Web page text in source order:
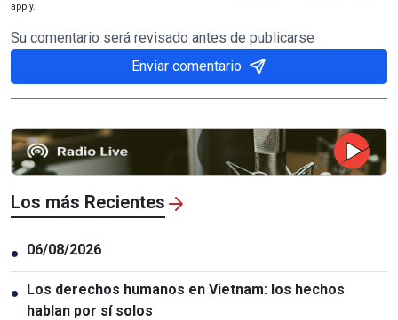
apply.
Su comentario será revisado antes de publicarse
Enviar comentario
Los más Recientes
● 06/08/2026
● Los derechos humanos en Vietnam: los hechos
hablan por sí solos